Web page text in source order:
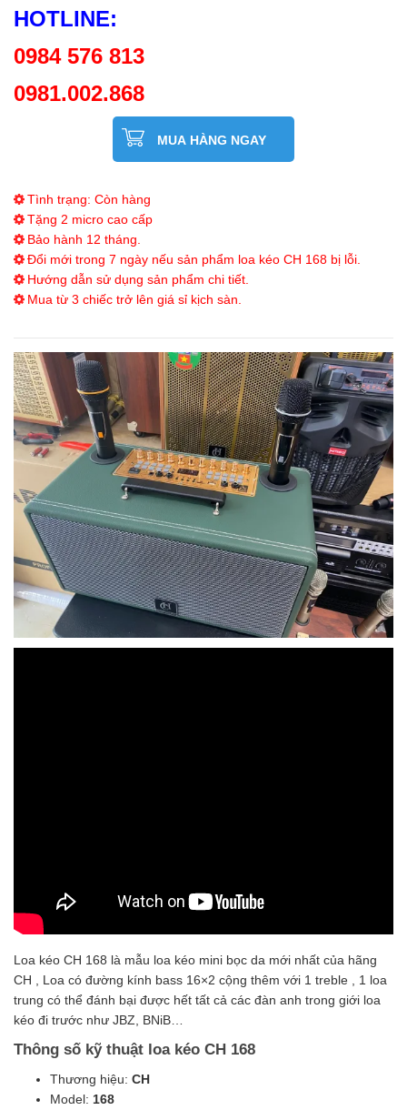
HOTLINE:
0984 576 813
0981.002.868
MUA HÀNG NGAY
Tình trạng: Còn hàng
Tặng 2 micro cao cấp
Bảo hành 12 tháng.
Đổi mới trong 7 ngày nếu sản phẩm loa kéo CH 168 bị lỗi.
Hướng dẫn sử dụng sản phẩm chi tiết.
Mua từ 3 chiếc trở lên giá sỉ kịch sàn.
Loa kéo CH 168 là mẫu loa kéo mini bọc da mới nhất của hãng
CH , Loa có đường kính bass 16×2 cộng thêm với 1 treble , 1 loa
trung có thể đánh bại được hết tất cả các đàn anh trong giới loa
kéo đi trước như JBZ, BNiB…
Thông số kỹ thuật loa kéo CH 168
Thương hiệu: CH
Model: 168